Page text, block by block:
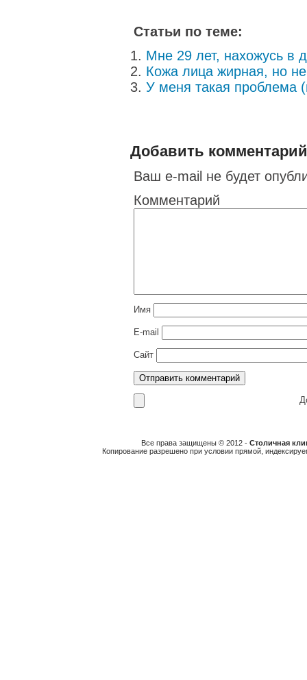
Статьи по теме:
Мне 29 лет, нахожусь в
Кожа лица жирная, но
У меня такая проблема
Добавить комментарий
Ваш e-mail не будет
Комментарий
Имя
E-mail
Сайт
Все права защищены © 2012 - Столичная
Копирование разрешено при условии прямой,